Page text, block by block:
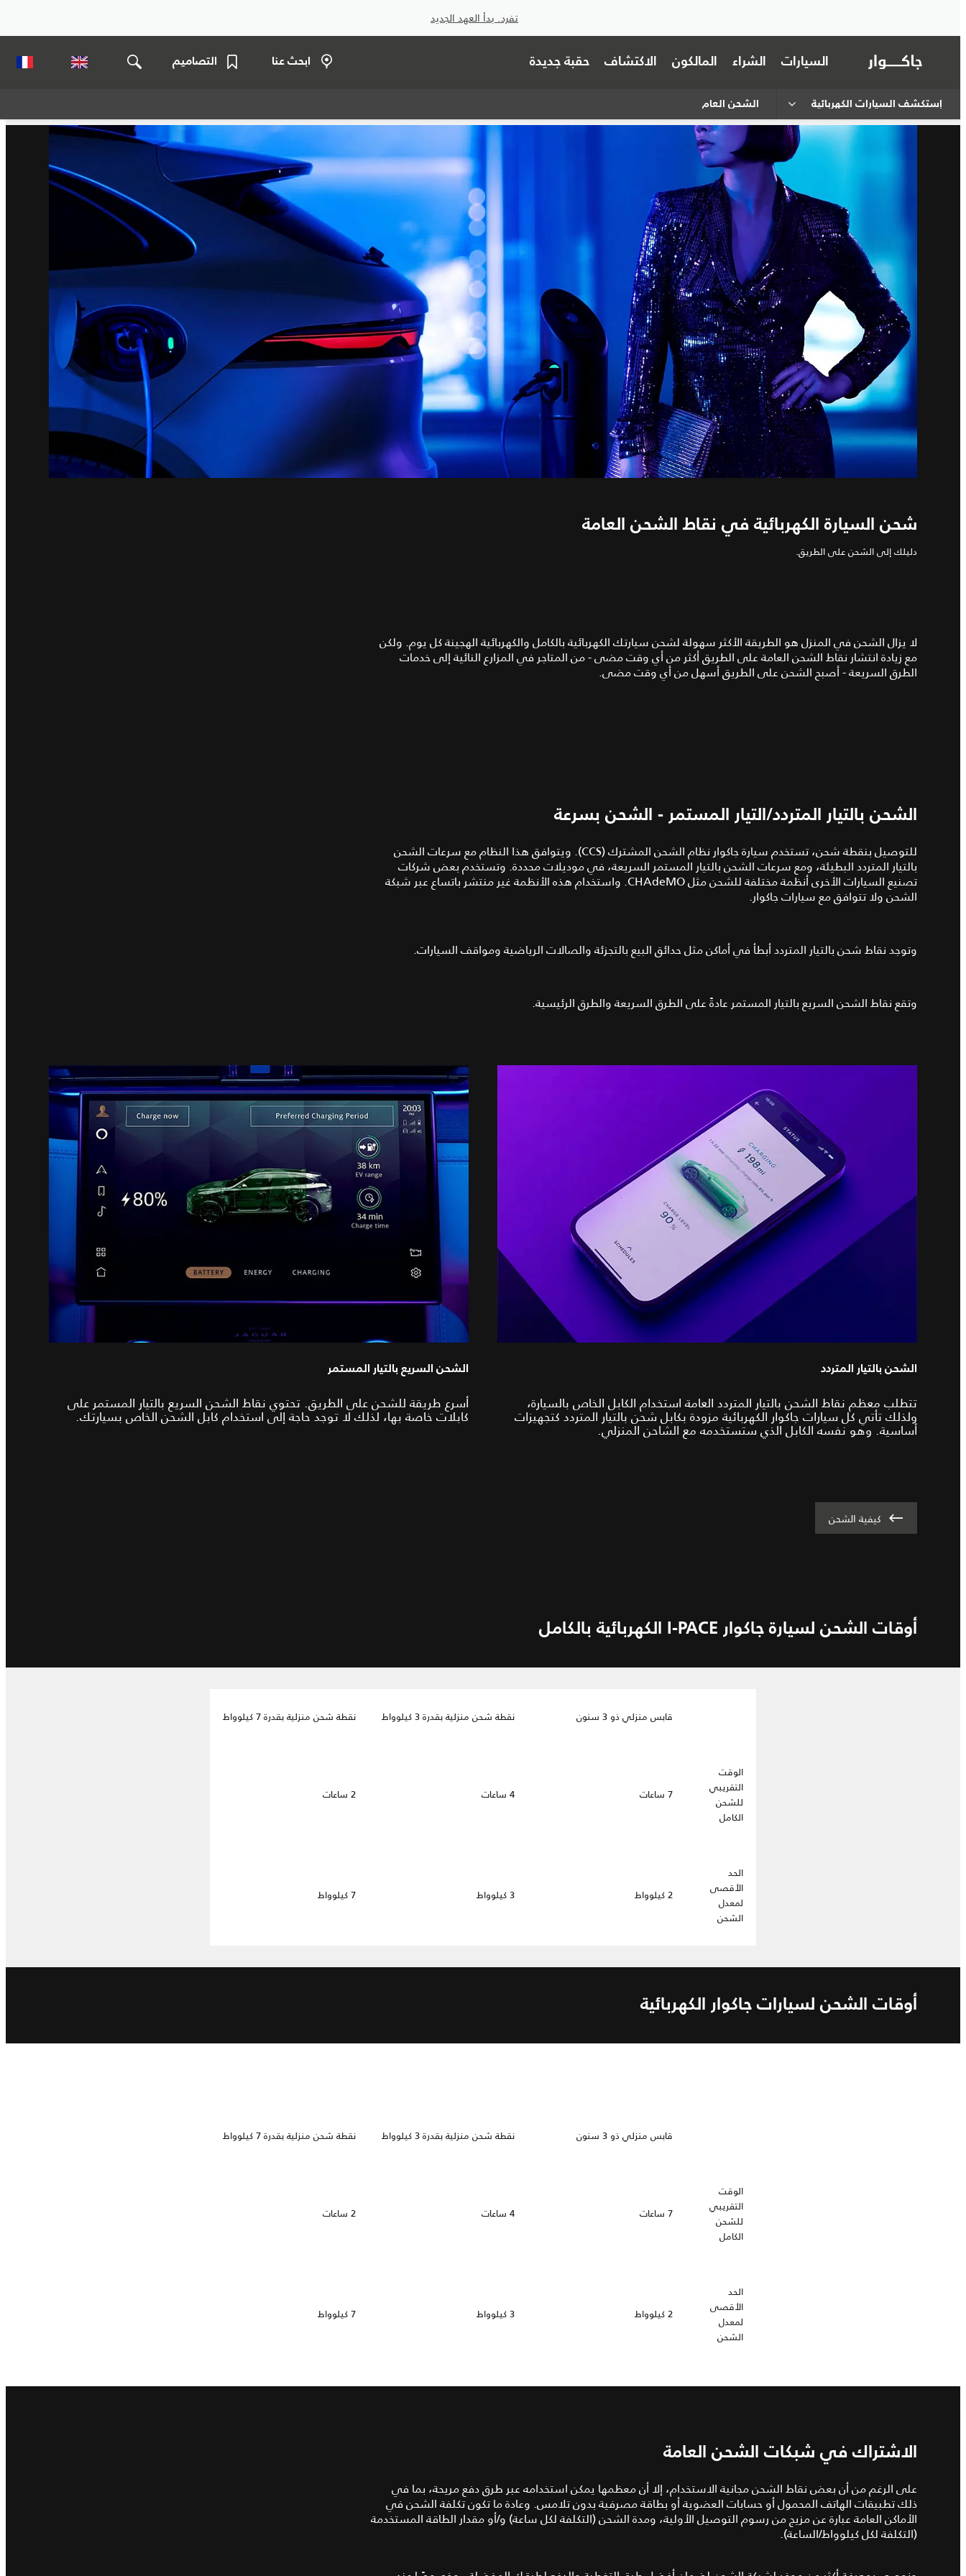
تفرد. بدأ العهد الجديد
السيارات الشراء المالكون الاكتشاف حقبة جديدة ابحث عنا التصاميم
إستكشف السيارات الكهربائية الشحن العام
شحن السيارة الكهربائية في نقاط الشحن العامة
دليلك إلى الشحن على الطريق.
لا يزال الشحن في المنزل هو الطريقة الأكثر سهولة لشحن سيارتك الكهربائية بالكامل والكهربائية الهجينة كل يوم. ولكن
مع زيادة انتشار نقاط الشحن العامة على الطريق أكثر من أي وقت مضى - من المتاجر في المزارع النائية إلى خدمات
الطرق السريعة - أصبح الشحن على الطريق أسهل من أي وقت مضى.
الشحن بالتيار المتردد/التيار المستمر - الشحن بسرعة
للتوصيل بنقطة شحن، تستخدم سيارة جاكوار نظام الشحن المشترك (CCS). ويتوافق هذا النظام مع سرعات الشحن
بالتيار المتردد البطيئة، ومع سرعات الشحن بالتيار المستمر السريعة، في موديلات محددة. وتستخدم بعض شركات
تصنيع السيارات الأخرى أنظمة مختلفة للشحن مثل CHAdeMO. واستخدام هذه الأنظمة غير منتشر باتساع عبر شبكة
الشحن ولا تتوافق مع سيارات جاكوار.
وتوجد نقاط شحن بالتيار المتردد أبطأ في أماكن مثل حدائق البيع بالتجزئة والصالات الرياضية ومواقف السيارات.
وتقع نقاط الشحن السريع بالتيار المستمر عادةً على الطرق السريعة والطرق الرئيسية.
الشحن بالتيار المتردد
تتطلب معظم نقاط الشحن بالتيار المتردد العامة استخدام الكابل الخاص بالسيارة،
ولذلك تأتي كل سيارات جاكوار الكهربائية مزودة بكابل شحن بالتيار المتردد كتجهيزات
أساسية. وهو نفسه الكابل الذي ستستخدمه مع الشاحن المنزلي.
الشحن السريع بالتيار المستمر
أسرع طريقة للشحن على الطريق. تحتوي نقاط الشحن السريع بالتيار المستمر على
كابلات خاصة بها، لذلك لا توجد حاجة إلى استخدام كابل الشحن الخاص بسيارتك.
كيفية الشحن
أوقات الشحن لسيارة جاكوار I-PACE الكهربائية بالكامل
قابس منزلي ذو 3 سنون نقطة شحن منزلية بقدرة 3 كيلوواط نقطة شحن منزلية بقدرة 7 كيلوواط
الوقت
التقريبي
للشحن
الكامل
7 ساعات 4 ساعات 2 ساعات
الحد
الأقصى
لمعدل
الشحن
2 كيلوواط 3 كيلوواط 7 كيلوواط
أوقات الشحن لسيارات جاكوار الكهربائية
قابس منزلي ذو 3 سنون نقطة شحن منزلية بقدرة 3 كيلوواط نقطة شحن منزلية بقدرة 7 كيلوواط
الوقت
التقريبي
للشحن
الكامل
7 ساعات 4 ساعات 2 ساعات
الحد
الأقصى
لمعدل
الشحن
2 كيلوواط 3 كيلوواط 7 كيلوواط
الاشتراك في شبكات الشحن العامة
على الرغم من أن بعض نقاط الشحن مجانية الاستخدام، إلا أن معظمها يمكن استخدامه عبر طرق دفع مريحة، بما في
ذلك تطبيقات الهاتف المحمول أو حسابات العضوية أو بطاقة مصرفية بدون تلامس. وعادة ما تكون تكلفة الشحن في
الأماكن العامة عبارة عن مزيج من رسوم التوصيل الأولية، ومدة الشحن (التكلفة لكل ساعة) و/أو مقدار الطاقة المستخدمة
(التكلفة لكل كيلوواط/الساعة).